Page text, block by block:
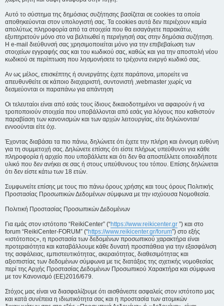
Αυτό το σύστημα της δημόσιας συζήτησης βασίζεται σε cookies τα οποία
αποθηκεύονται στον υπολογιστή σας. Τα cookies αυτά δεν περιέχουν καμία
απολύτως πληροφορία από τα στοιχεία που θα εισαγάγετε παρακάτω,
εξυπηρετούν μόνο στο να βελτιωθεί η περιήγησή σας στην δημόσια συζήτηση.
Η e-mail διεύθυνσή σας χρησιμοποιείται μόνο για την επιβεβαίωση των
στοιχείων εγγραφής σας και του κωδικού σας, καθώς και για την αποστολή νέου
κωδικού σε περίπτωση που λησμονήσετε το τρέχοντα ενεργό κωδικό σας.
Αν ως μέλος, επισκέπτης ή συνεργάτης έχετε παράπονα, μπορείτε να
απευθυνθείτε σε κάποιο διαχειριστή, συντονιστή ,webmaster χωρίς να
δεσμεύονται οι παραπάνω για απάντηση
Οι τελευταίοι είναι από εσάς τους ίδιους δικαιοδοτημένοι να αφαιρούν ή να
τροποποιούν στοιχεία που υποβάλλονται από εσάς για λόγους που καθιστούν
παραβίαση των κανονισμών και των αρχών λειτουργίας, είτε δηλώνονται/
εννοούνται είτε όχι.
Έχοντας διαβάσει τα πιο πάνω, δηλώνετε ότι έχετε την πλήρη και έννομη ευθύνη
για τη συμμετοχή σας. Δηλώνετε επίσης ότι είστε πλήρως υπεύθυνοι για κάθε
πληροφορία ή αρχείο που υποβάλλετε και ότι δεν θα αποστέλλετε οποιαδήποτε
υλικό που δεν ανήκει σε σας ή στους υπεύθυνους του τόπου. Επίσης δηλώνεται
ότι δεν είστε κάτω των 18 ετών.
Συμφωνείτε επίσης με τους πιο πάνω όρους χρήσης και τους όρους Πολιτικής
Προστασίας Προσωπικών Δεδομένων σύμφωνα με την ισχύουσα Νομοθεσία.
Πολιτική Προστασίας Προσωπικών Δεδομένων
Για εμάς στον ιστότοπο “ReikiCenter” (“https://www.reikicenter.gr ”) και στο
forum “ReikiCenter-FORUM” (“https://www.reikicenter.gr/forum”) στο εξής
«ιστότοπος», η προστασία των δεδομένων προσωπικού χαρακτήρα είναι
προτεραιότητα και καταβάλλουμε κάθε δυνατή προσπάθεια για την εξασφάλιση
της ασφάλειας, εμπιστευτικότητας, ακεραιότητας, διαθεσιμότητας και
αξιοπιστίας των δεδομένων σύμφωνα με τις διατάξεις της σχετικής νομοθεσίας
περί της Αρχής Προστασίας Δεδομένων Προσωπικού Χαρακτήρα και σύμφωνα
με τον Κανονισμό (ΕΕ)2016/679.
Στόχος μας είναι να διασφαλίζουμε ότι αισθάνεστε ασφαλείς στον ιστότοπο μας
και κατά συνέπεια η ιδιωτικότητα σας και η προστασία των ατομικών